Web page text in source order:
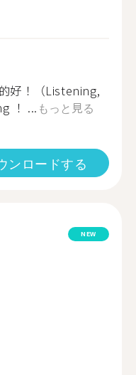
好！（Listening,
！ ... もっと見る
ンロードする
NEW